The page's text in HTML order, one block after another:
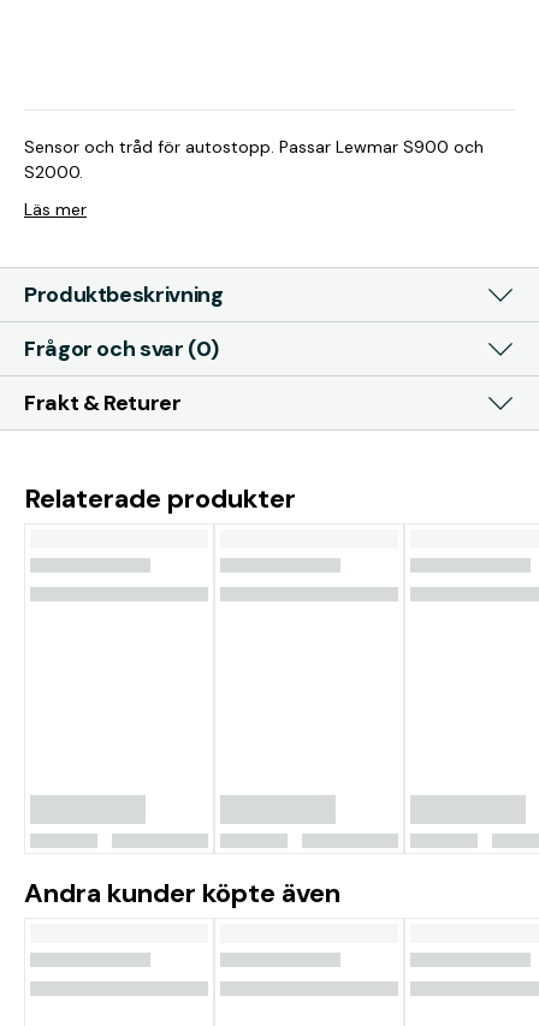
Sensor och tråd för autostopp. Passar Lewmar S900 och
S2000.
Läs mer
Produktbeskrivning
Frågor och svar (0)
Frakt & Returer
Relaterade produkter
Andra kunder köpte även